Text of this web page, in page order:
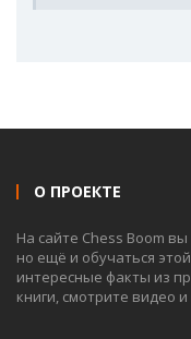
О ПРОЕКТЕ
На сайте Chess Boom
но ещё и обучаться
интересные факты из
книги, смотрите видео